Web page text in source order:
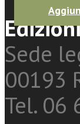
Sede
00193
Tel. 06